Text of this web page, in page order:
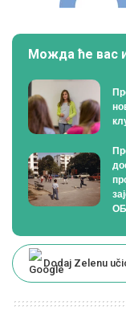
Можда ће вас
Dodaj Zelenu